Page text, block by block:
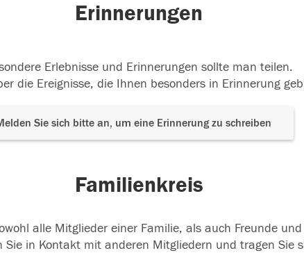
Erinnerungen
Erlebnisse und Erinnerungen sollte man teilen.
die Ereignisse, die Ihnen besonders in Erinnerung
Sie sich bitte an, um eine Erinnerung zu schreiben
Familienkreis
alle Mitglieder einer Familie, als auch Freunde
Sie in Kontakt mit anderen Mitgliedern und tragen Sie